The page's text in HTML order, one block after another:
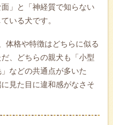
」と「神経質で知らない
いる犬です。
体格や特徴はどちらに似る
、どちらの親犬も「小型
などの共通点が多いた
見た目に違和感がなさそ